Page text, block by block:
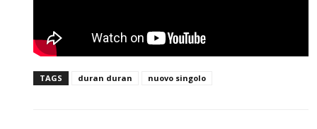
TAGS duran duran nuovo singolo